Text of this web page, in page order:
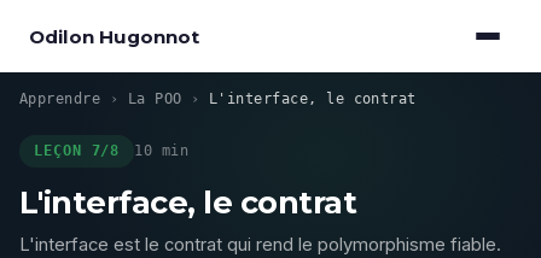
Odilon Hugonnot
Apprendre › La POO › L'interface, le contrat
LEÇON 7/8 10 min
L'interface, le contrat
L'interface est le contrat qui rend le polymorphisme fiable.